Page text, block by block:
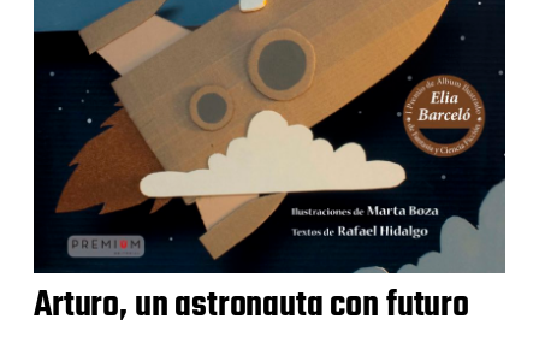
Arturo, un astronauta con futuro